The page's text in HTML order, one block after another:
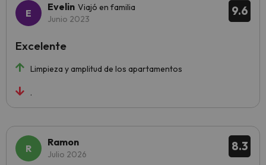
9.6
Evelin Viajó en familia
Junio 2023
Limpieza y amplitud de los apartamentos
.
Excelente
8.3
Ramon
Julio 2026